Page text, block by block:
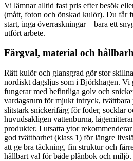
Vi lämnar alltid fast pris efter besök
(mått, foton och önskad kulör). Du får
start, inga överraskningar – bara ett
utfört arbete.
Färgval, material och
Rätt kulör och glansgrad gör stor
nordiskt dagsljus som i Björkhagen. Vi
fungerar med befintliga golv och
vardagsrum för mjukt intryck,
slitstark snickerifärg för foder, socklar
huvudsakligen vattenburna,
produkter. I utsatta ytor
god tvättbarhet (klass 1) för längre
att ge bra täckning, fin struktur och
hållbart val för både plånbok och miljö.